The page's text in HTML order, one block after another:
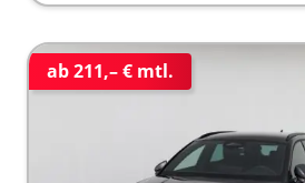
ab 211,– € mtl.